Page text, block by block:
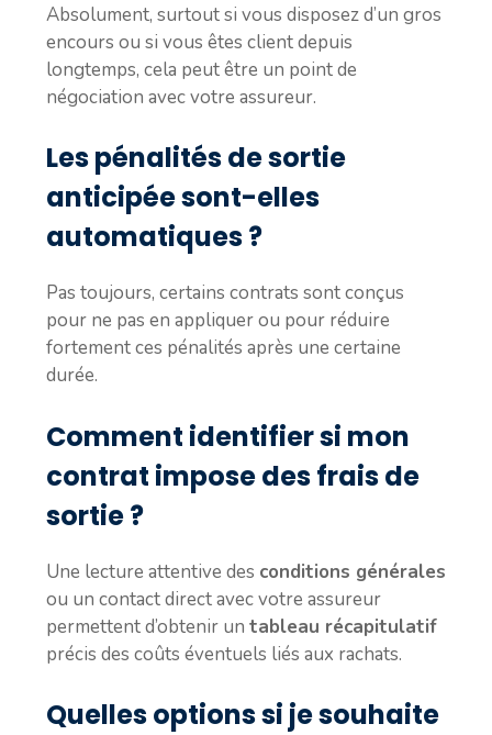
Absolument, surtout si vous disposez d’un gros
encours ou si vous êtes client depuis
longtemps, cela peut être un point de
négociation avec votre assureur.
Les pénalités de sortie
anticipée sont-elles
automatiques ?
Pas toujours, certains contrats sont conçus
pour ne pas en appliquer ou pour réduire
fortement ces pénalités après une certaine
durée.
Comment identifier si mon
contrat impose des frais de
sortie ?
Une lecture attentive des conditions générales
ou un contact direct avec votre assureur
permettent d’obtenir un tableau récapitulatif
précis des coûts éventuels liés aux rachats.
Quelles options si je souhaite